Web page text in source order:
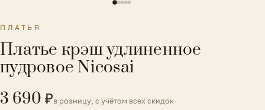
ПЛАТЬЯ
Платье крэш удлиненное
пудровое Nicosai
3 690 ₽в розницу, с учётом всех скидок